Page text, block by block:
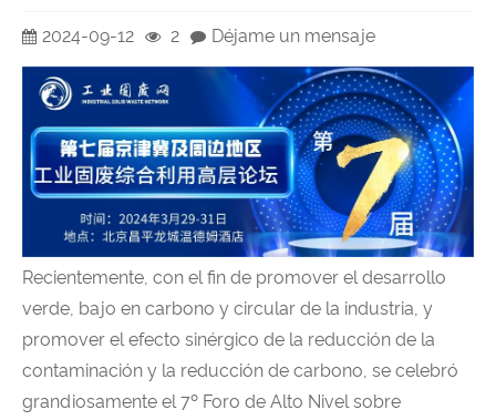
2024-09-12 2 Déjame un mensaje
Recientemente, con el fin de promover el desarrollo
verde, bajo en carbono y circular de la industria, y
promover el efecto sinérgico de la reducción de la
contaminación y la reducción de carbono, se celebró
grandiosamente el 7º Foro de Alto Nivel sobre